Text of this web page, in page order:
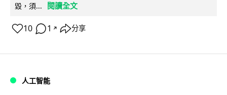
毀，須...
閱讀全文
10 1 ↗ 分享
人工智能